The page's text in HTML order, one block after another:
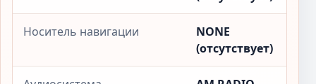
Носитель навигации
NONE
(отсутствует)